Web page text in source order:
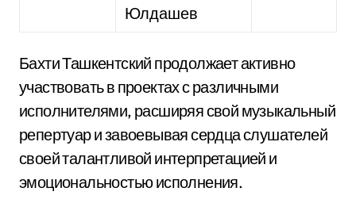
Юлдашев
Бахти Ташкентский продолжает активно
участвовать в проектах с различными
исполнителями, расширяя свой музыкальный
репертуар и завоевывая сердца слушателей
своей талантливой интерпретацией и
эмоциональностью исполнения.